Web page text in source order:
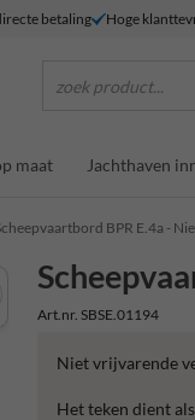
betaling Hoge
zoek product...
maat Jachthaven
BPR E.4a -
Art.nr. SBSE.01194
Niet vrijvarende
Het teken dient